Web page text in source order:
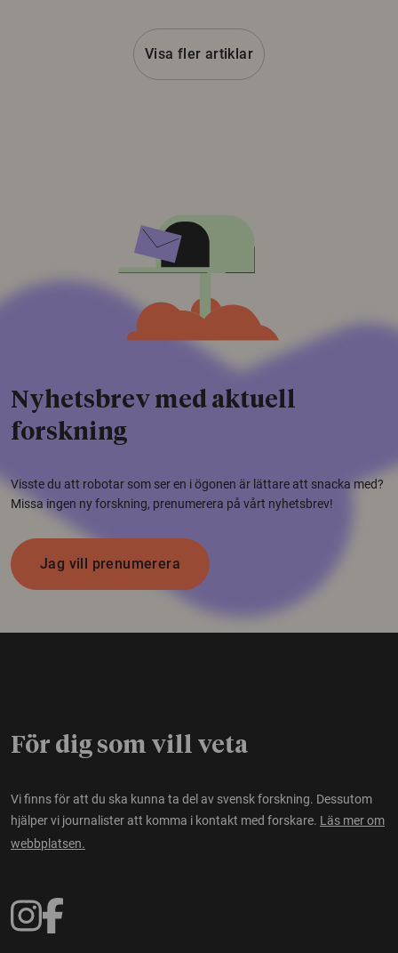
Visa fler artiklar
Nyhetsbrev med aktuell
forskning
Visste du att robotar som ser en i ögonen är lättare att snacka med?
Missa ingen ny forskning, prenumerera på vårt nyhetsbrev!
Jag vill prenumerera
För dig som vill veta
Vi finns för att du ska kunna ta del av svensk forskning. Dessutom
hjälper vi journalister att komma i kontakt med forskare. Läs mer om
webbplatsen.